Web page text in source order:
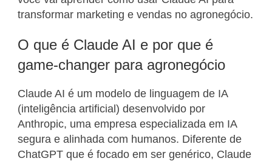
transformar marketing e vendas no agronegócio.
O que é Claude AI e por que é
game-changer para agronegócio
Claude AI é um modelo de linguagem de IA
(inteligência artificial) desenvolvido por
Anthropic, uma empresa especializada em IA
segura e alinhada com humanos. Diferente de
ChatGPT que é focado em ser genérico, Claude